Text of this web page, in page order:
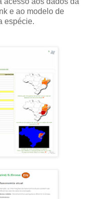
e ao modelo de
espécie.